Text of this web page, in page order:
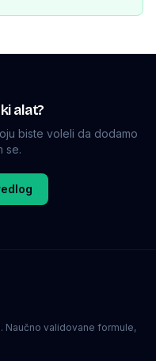
alat?
biste voleli da dodamo
se.
Naučno validovane formule,